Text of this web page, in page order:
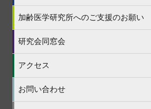
加齢医学研究所へのご支援のお願い
研究会同窓会
アクセス
お問い合わせ